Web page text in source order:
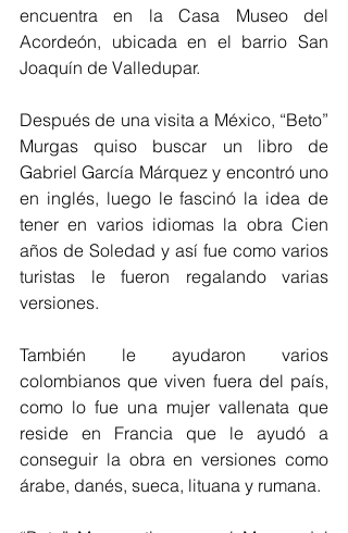
encuentra en la Casa Museo del
Acordeón, ubicada en el barrio San
Joaquín de Valledupar.
Después de una visita a México, “Beto”
Murgas quiso buscar un libro de
Gabriel García Márquez y encontró uno
en inglés, luego le fascinó la idea de
tener en varios idiomas la obra Cien
años de Soledad y así fue como varios
turistas le fueron regalando varias
versiones.
También le ayudaron varios
colombianos que viven fuera del país,
como lo fue una mujer vallenata que
reside en Francia que le ayudó a
conseguir la obra en versiones como
árabe, danés, sueca, lituana y rumana.